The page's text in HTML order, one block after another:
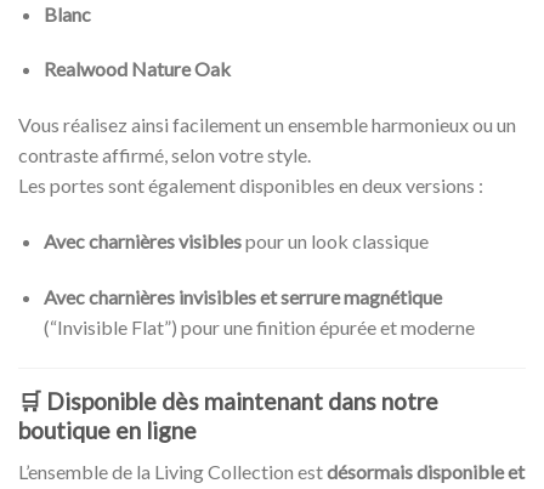
Blanc
Realwood Nature Oak
Vous réalisez ainsi facilement un ensemble harmonieux ou un
contraste affirmé, selon votre style.
Les portes sont également disponibles en deux versions :
Avec charnières visiblespour un look classique
Avec charnières invisibles et serrure magnétique
(“Invisible Flat”) pour une finition épurée et moderne
🛒 Disponible dès maintenant dans notre
boutique en ligne
L’ensemble de la Living Collection estdésormais disponible et